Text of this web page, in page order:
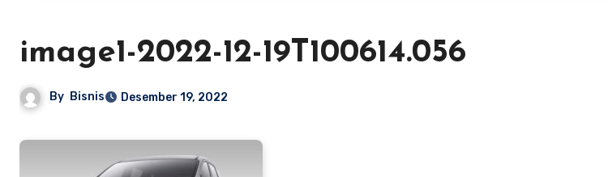
image1-2022-12-19T100614.056
By Bisnis Desember 19, 2022